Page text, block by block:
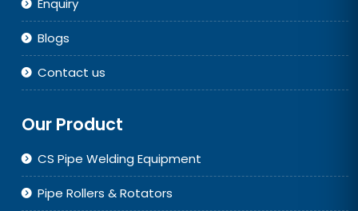
Enquiry
Blogs
Contact us
Our Product
CS Pipe Welding Equipment
Pipe Rollers & Rotators